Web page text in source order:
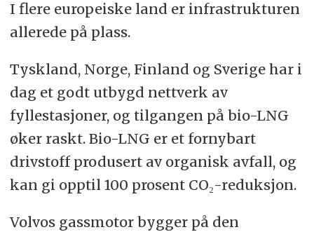
I flere europeiske land er infrastrukturen
allerede på plass.
Tyskland, Norge, Finland og Sverige har i
dag et godt utbygd nettverk av
fyllestasjoner, og tilgangen på bio-LNG
øker raskt. Bio-LNG er et fornybart
drivstoff produsert av organisk avfall, og
kan gi opptil 100 prosent CO₂-reduksjon.
Volvos gassmotor bygger på den